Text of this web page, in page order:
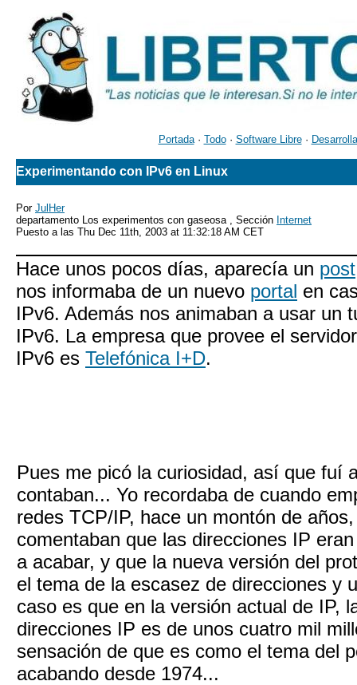
Portada· Todo· Software Libre·
Experimentando con IPv6 en Linux
Por JulHer
departamento Los experimentos con gaseosa , Sección Internet
Puesto a las Thu Dec 11th, 2003 at 11:32:18 AM CET
Hace unos pocos días, aparecía un post
nos informaba de un nuevo portal en
IPv6. Además nos animaban a usar un
IPv6. La empresa que provee el
IPv6 es Telefónica I+D.
Pues me picó la curiosidad, así que fuí
contaban... Yo recordaba de cuando
redes TCP/IP, hace un montón de
comentaban que las direcciones IP
a acabar, y que la nueva versión del
el tema de la escasez de direcciones y
caso es que en la versión actual de IP,
direcciones IP es de unos cuatro mil
sensación de que es como el tema del
acabando desde 1974...